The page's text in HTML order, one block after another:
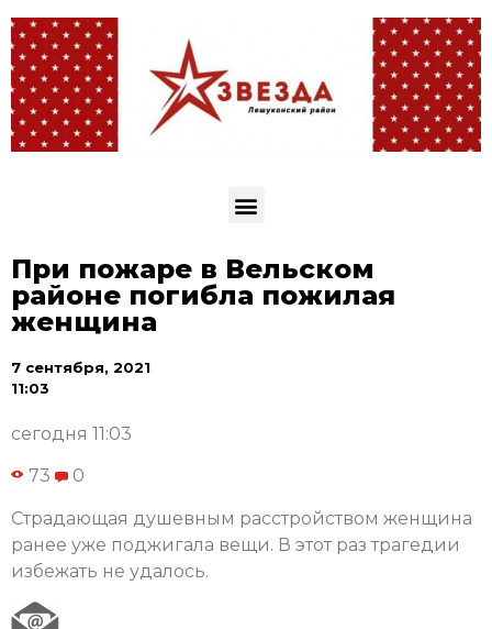
При пожаре в Вельском
районе погибла пожилая
женщина
7 сентября, 2021
11:03
сегодня 11:03
73 0
Страдающая душевным расстройством женщина
ранее уже поджигала вещи. В этот раз трагедии
избежать не удалось.